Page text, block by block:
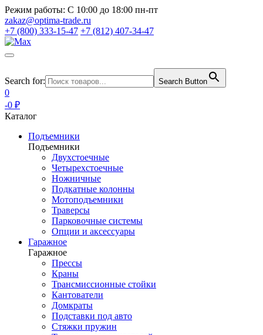
Режим работы: С 10:00 до 18:00 пн-пт
zakaz@optima-trade.ru
+7 (800) 333-15-47 +7 (812) 407-34-47
Search for: Search Button
0
-0 ₽
Каталог
Подъемники
Подъемники
Двухстоечные
Четырехстоечные
Ножничные
Подкатные колонны
Мотоподъемники
Траверсы
Парковочные системы
Опции и аксессуары
Гаражное
Гаражное
Прессы
Краны
Трансмиссионные стойки
Кантователи
Домкраты
Подставки под авто
Стяжки пружин